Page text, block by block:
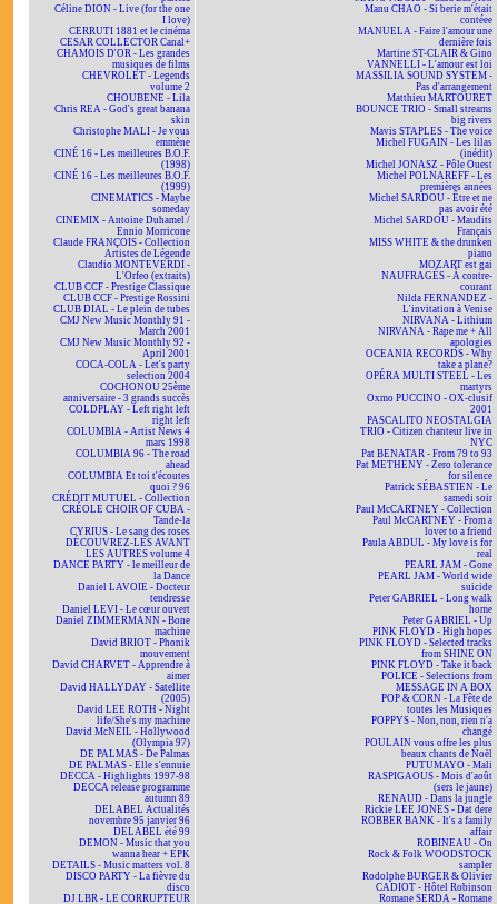
Céline DION - Live (for the one
I love)
CERRUTI 1881 et le cinéma
CESAR COLLECTOR Canal+
CHAMOIS D'OR - Les grandes
musiques de films
CHEVROLET - Legends
volume 2
CHOUBENE - Lila
Chris REA - God's great banana
skin
Christophe MALI - Je vous
emmène
CINÉ 16 - Les meilleures B.O.F.
(1998)
CINÉ 16 - Les meilleures B.O.F.
(1999)
CINEMATICS - Maybe
someday
CINEMIX - Antoine Duhamel /
Ennio Morricone
Claude FRANÇOIS - Collection
Artistes de Légende
Claudio MONTEVERDI -
L'Orfeo (extraits)
CLUB CCF - Prestige Classique
CLUB CCF - Prestige Rossini
CLUB DIAL - Le plein de tubes
CMJ New Music Monthly 91 -
March 2001
CMJ New Music Monthly 92 -
April 2001
COCA-COLA - Let's party
selection 2004
COCHONOU 25ème
anniversaire - 3 grands succès
COLDPLAY - Left right left
right left
COLUMBIA - Artist News 4
mars 1998
COLUMBIA 96 - The road
ahead
COLUMBIA Et toi t'écoutes
quoi ? 96
CRÉDIT MUTUEL - Collection
CRÉOLE CHOIR OF CUBA -
Tande-la
CYRIUS - Le sang des roses
DÉCOUVREZ-LES AVANT
LES AUTRES volume 4
DANCE PARTY - le meilleur de
la Dance
Daniel LAVOIE - Docteur
tendresse
Daniel LEVI - Le cœur ouvert
Daniel ZIMMERMANN - Bone
machine
David BRIOT - Phonik
mouvement
David CHARVET - Apprendre à
aimer
David HALLYDAY - Satellite
(2005)
David LEE ROTH - Night
life/She's my machine
David McNEIL - Hollywood
(Olympia 97)
DE PALMAS - De Palmas
DE PALMAS - Elle s'ennuie
DECCA - Highlights 1997-98
DECCA release programme
autumn 89
DELABEL Actualités
novembre 95 janvier 96
DELABEL été 99
DEMON - Music that you
wanna hear + EPK
DETAILS - Music matters vol. 8
DISCO PARTY - La fièvre du
disco
DJ LBR - LE CORRUPTEUR
Manu CHAO - Si berie m'était
contéee
MANUELA - Faire l'amour une
dernière fois
Martine ST-CLAIR & Gino
VANNELLI - L'amour est loi
MASSILIA SOUND SYSTEM -
Pas d'arrangement
Matthieu MARTOURET
BOUNCE TRIO - Small streams
big rivers
Mavis STAPLES - The voice
Michel FUGAIN - Les lilas
(inédit)
Michel JONASZ - Pôle Ouest
Michel POLNAREFF - Les
premières années
Michel SARDOU - Être et ne
pas avoir été
Michel SARDOU - Maudits
Français
MISS WHITE & the drunken
piano
MOZART est gai
NAUFRAGÉS - À contre-
courant
Nilda FERNANDEZ -
L'invitation à Venise
NIRVANA - Lithium
NIRVANA - Rape me + All
apologies
OCEANIA RECORDS - Why
take a plane?
OPÉRA MULTI STEEL - Les
martyrs
Oxmo PUCCINO - OX-clusif
2001
PASCALITO NEOSTALGIA
TRIO - Citizen chanteur live in
NYC
Pat BENATAR - From 79 to 93
Pat METHENY - Zero tolerance
for silence
Patrick SÉBASTIEN - Le
samedi soir
Paul McCARTNEY - Collection
Paul McCARTNEY - From a
lover to a friend
Paula ABDUL - My love is for
real
PEARL JAM - Gone
PEARL JAM - World wide
suicide
Peter GABRIEL - Long walk
home
Peter GABRIEL - Up
PINK FLOYD - High hopes
PINK FLOYD - Selected tracks
from SHINE ON
PINK FLOYD - Take it back
POLICE - Selections from
MESSAGE IN A BOX
POP & CORN - La Fête de
toutes les Musiques
POPPYS - Non, non, rien n'a
changé
POULAIN vous offre les plus
beaux chants de Noël
PUTUMAYO - Mali
RASPIGAOUS - Mois d'août
(sers le jaune)
RENAUD - Dans la jungle
Rickie LEE JONES - Dat dere
ROBBER BANK - It's a family
affair
ROBINEAU - On
Rock & Folk WOODSTOCK
sampler
Rodolphe BURGER & Olivier
CADIOT - Hôtel Robinson
Romane SERDA - Romane